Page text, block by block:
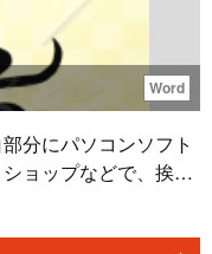
Word
分にパソコンソフト
ョップなどで、挨拶
前などを入力してお